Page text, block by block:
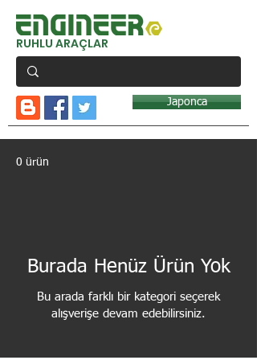
RUHLU ARAÇLAR
Japonca
0 ürün
Burada Henüz Ürün Yok
Bu arada farklı bir kategori seçerek
alışverişe devam edebilirsiniz.